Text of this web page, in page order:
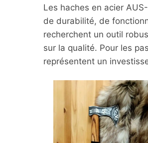
Les haches en acier
de durabilité, de
recherchent un outil
sur la qualité. Pour les
représentent un